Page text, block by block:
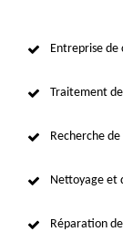
Entreprise de
Traitement
Recherche
Nettoyage et
Réparation